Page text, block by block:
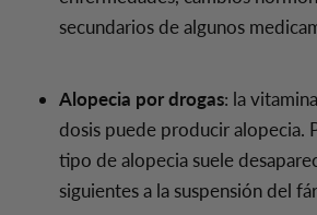
secundarios de algunos
Alopecia por drogas: la
dosis puede producir alopecia.
tipo de alopecia suele
siguientes a la suspensión del